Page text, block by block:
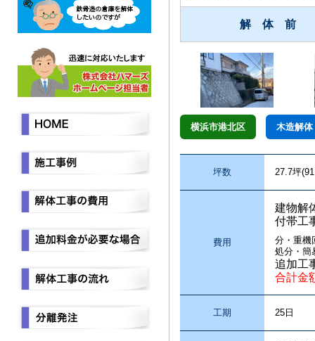
解 体 前
横浜市港北区 木造解体
坪数 27.7坪
費用
建物解
付帯工
分・重機
処分・簡
追加工
合計金
工期 25日